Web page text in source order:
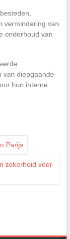
vermindering van
onderhoud van
van diepgaande
hun interne
Parijs
zekerheid voor